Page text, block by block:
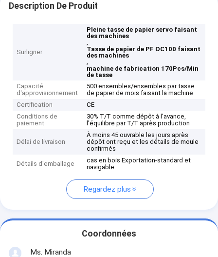
Description De Produit
Surligner
Pleine tasse de papier servo faisant
des machines
,
Tasse de papier de PF OC100 faisant
des machines
,
machine de fabrication 170Pcs/Min
de tasse
Capacité
d'approvisionnement
500 ensembles/ensembles par tasse
de papier de mois faisant la machine
Certification
CE
Conditions de
paiement
30% T/T comme dépôt à l'avance,
l'équilibre par T/T après production
Délai de livraison
À moins 45 ouvrable les jours après
dépôt ont reçu et les détails de moule
confirmés
Détails d'emballage
cas en bois Exportation-standard et
navigable.
Regardez plus
Coordonnées
Ms. Miranda